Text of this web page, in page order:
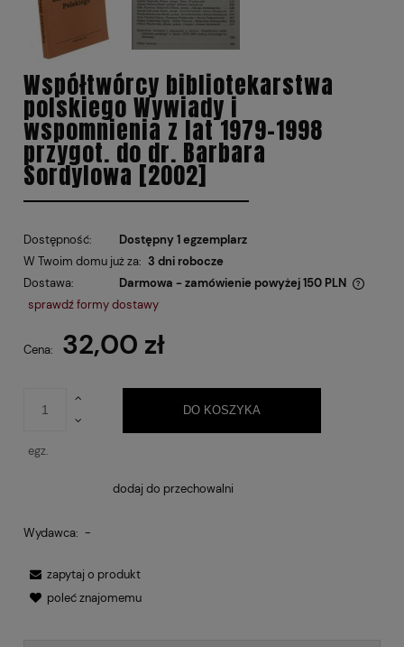
Współtwórcy bibliotekarstwa
polskiego Wywiady i
wspomnienia z lat 1979-1998
przygot. do dr. Barbara
Sordylowa [2002]
Dostępność:
Dostępny 1 egzemplarz
W Twoim domu już za: 3 dni robocze
Dostawa:
Darmowa - zamówienie powyżej 150 PLN
Cena nie zawiera ewentualnych kosztów płatności
sprawdź formy dostawy
Cena: 32,00 zł
egz.
DO KOSZYKA
dodaj do przechowalni
Wydawca: -
zapytaj o produkt
poleć znajomemu